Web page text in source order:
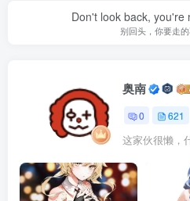
Don't look back, you're
别回头，你要走
奥南
0 621
这家伙很懒，